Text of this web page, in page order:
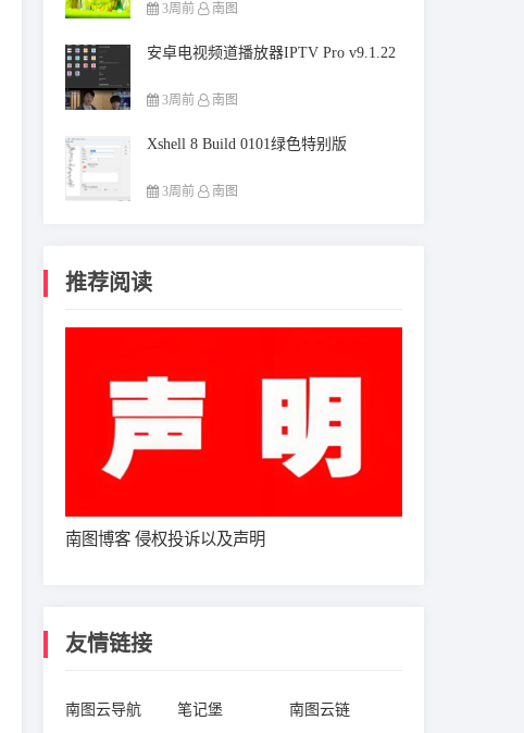
3周前 南图
安卓电视频道播放器IPTV Pro v9.1.22
3周前 南图
Xshell 8 Build 0101绿色特别版
3周前 南图
推荐阅读
南图博客 侵权投诉以及声明
友情链接
南图云导航 笔记堡
南图云链